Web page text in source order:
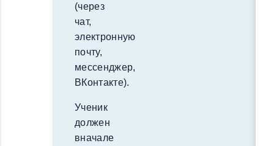
(через
чат,
электронную
почту,
мессенджер,
ВКонтакте).
Ученик
должен
вначале